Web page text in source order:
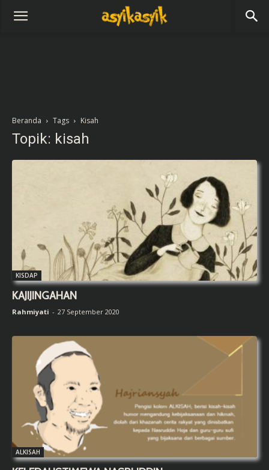
Beranda Tags Kisah
Topik: kisah
KISDAP
KAJIJINGAHAN
Rahmiyati - 27 September 2020
ALKISAH